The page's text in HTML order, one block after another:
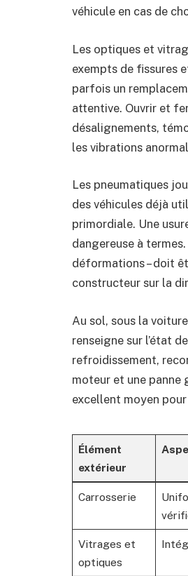
véhicule en cas de
Les optiques et
exempts de fissures
parfois un
attentive. Ouvrir et
désalignements,
les vibrations
Les pneumatiques
des véhicules déjà
primordiale. Une
dangereuse à
déformations – doit
constructeur sur la
Au sol, sous la
renseigne sur l’état
refroidissement,
moteur et une panne
excellent moyen
Élément
extérieur
Carrosserie
Vitrages et
optiques